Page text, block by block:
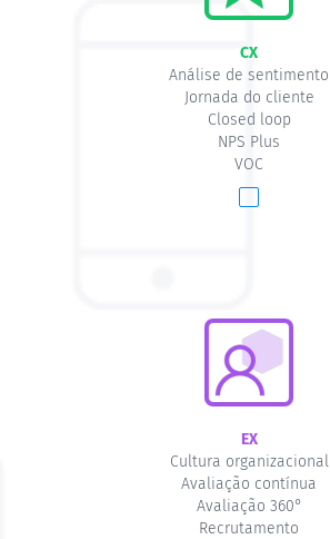
CX
Análise de sentimento
Jornada do cliente
Closed loop
NPS Plus
VOC
EX
Cultura organizacional
Avaliação contínua
Avaliação 360°
Recrutamento